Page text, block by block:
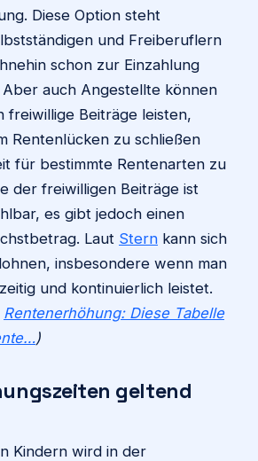
Diese Option steht
und Freiberuflern
schon zur Einzahlung
auch Angestellte können
freiwillige Beiträge leisten,
Rentenlücken zu schließen
für bestimmte Rentenarten zu
der freiwilligen Beiträge ist
es gibt jedoch einen
Laut Stern kann sich
insbesondere wenn man
und kontinuierlich leistet.
Rentenerhöhung: Diese Tabelle
)
geltend
Kindern wird in der